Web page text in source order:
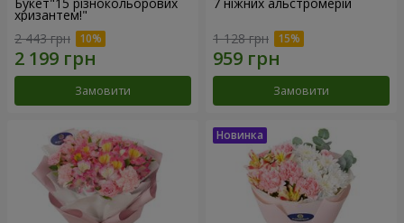
Букет"15 різнокольорових
хризантем!"
2 443 грн
Замовити
7 ніжних альстромерій
1 128 грн
Замовити